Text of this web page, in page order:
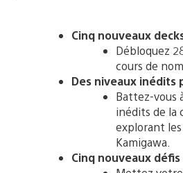
Cinq nouveaux
Débloquez
cours de
Des niveaux inédits
Battez-vous
inédits de la
explorant
Kamigawa.
Cinq nouveaux défis